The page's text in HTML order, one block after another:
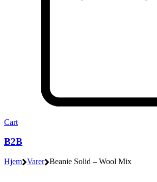
Cart
B2B
Hjem Varer Beanie Solid – Wool Mix